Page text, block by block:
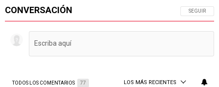
CONVERSACIÓN SIGA ESTA
SEGUIR
TODOS LOS COMENTARIOS 77 LOS MÁS RECIENTES